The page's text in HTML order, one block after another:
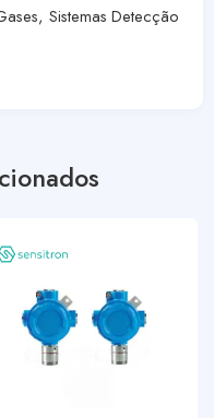
, Sistemas Detecção